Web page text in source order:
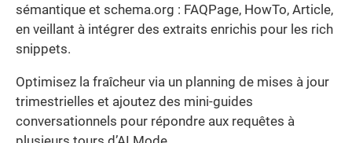
sémantique et schema.org : FAQPage, HowTo, Article,
en veillant à intégrer des extraits enrichis pour les rich
snippets.
Optimisez la fraîcheur via un planning de mises à jour
trimestrielles et ajoutez des mini-guides
conversationnels pour répondre aux requêtes à